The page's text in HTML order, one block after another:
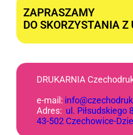
ZAPRASZAMY
DO SKORZYSTANIA Z
DRUKARNIA
e-mail:
Adres: ul. Piłsudskiego
43-502 Czechowice-